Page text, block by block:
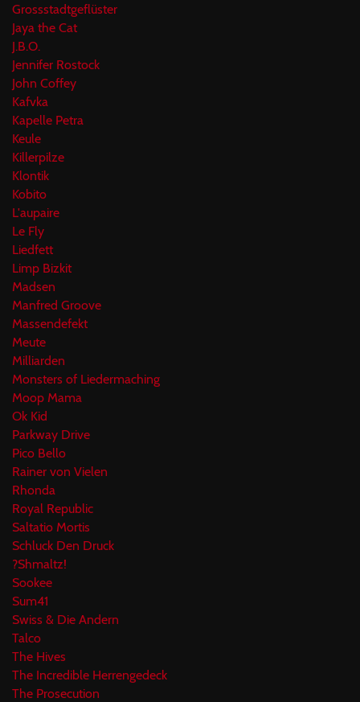
Grossstadtgeflüster
Jaya the Cat
J.B.O.
Jennifer Rostock
John Coffey
Kafvka
Kapelle Petra
Keule
Killerpilze
Klontik
Kobito
L'aupaire
Le Fly
Liedfett
Limp Bizkit
Madsen
Manfred Groove
Massendefekt
Meute
Milliarden
Monsters of Liedermaching
Moop Mama
Ok Kid
Parkway Drive
Pico Bello
Rainer von Vielen
Rhonda
Royal Republic
Saltatio Mortis
Schluck Den Druck
?Shmaltz!
Sookee
Sum41
Swiss & Die Andern
Talco
The Hives
The Incredible Herrengedeck
The Prosecution